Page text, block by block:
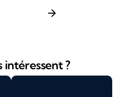
arrow_forward
intéressent ?